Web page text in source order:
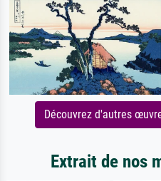
Découvrez d'autres
Extrait de nos